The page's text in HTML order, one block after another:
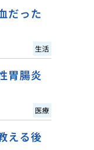
だった
生活
胃腸炎
医療
える後